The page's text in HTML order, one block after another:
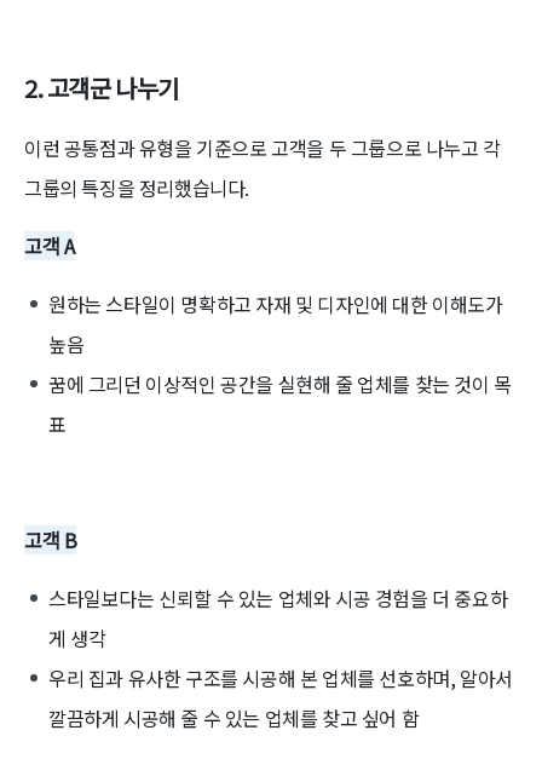
2.고객군 나누기
이런 공통점과 유형을 기준으로 고객을 두 그룹으로 나누고 각
그룹의 특징을 정리했습니다.
고객 A
원하는 스타일이 명확하고 자재 및 디자인에 대한 이해도가
높음
꿈에 그리던 이상적인 공간을 실현해 줄 업체를 찾는 것이 목
표
고객 B
스타일보다는 신뢰할 수 있는 업체와 시공 경험을 더 중요하
게 생각
우리 집과 유사한 구조를 시공해 본 업체를 선호하며, 알아서
깔끔하게 시공해 줄 수 있는 업체를 찾고 싶어 함